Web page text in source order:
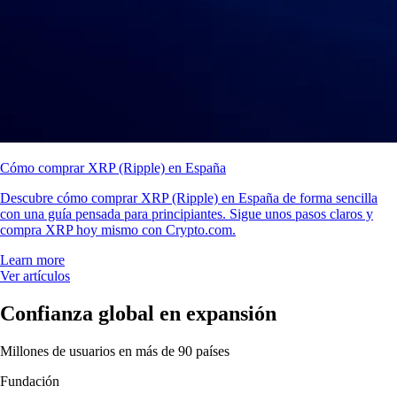
Cómo comprar XRP (Ripple) en España
Descubre cómo comprar XRP (Ripple) en España de forma sencilla
con una guía pensada para principiantes. Sigue unos pasos claros y
compra XRP hoy mismo con Crypto.com.
Learn more
Ver artículos
Confianza global en expansión
Millones de usuarios en más de 90 países
Fundación